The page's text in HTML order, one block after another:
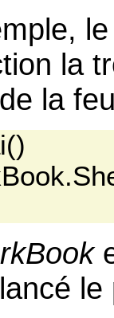
la
la